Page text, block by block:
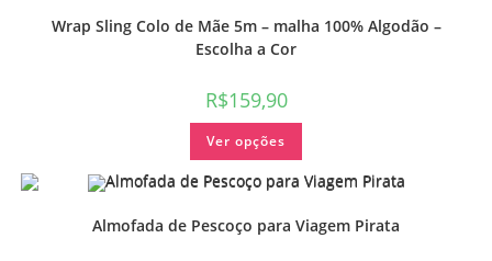
Wrap Sling Colo de Mãe 5m – malha 100% Algodão –
Escolha a Cor
R$159,90
Ver opções
Almofada de Pescoço para Viagem Pirata